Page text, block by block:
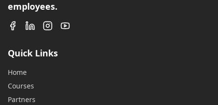
employees.
Quick Links
Home
Courses
Partners